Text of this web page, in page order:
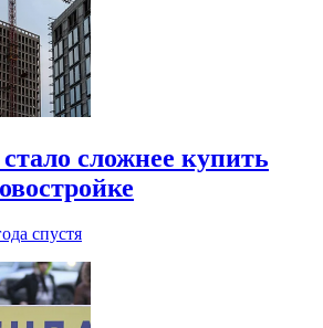
сложнее купить
спустя